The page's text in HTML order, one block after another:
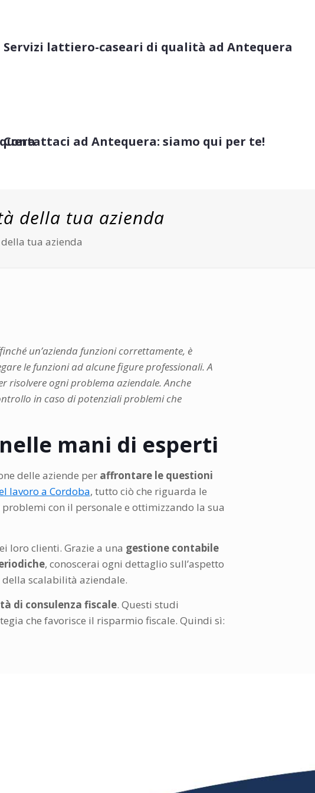
Servizi lattiero-caseari di qualità ad Antequera
Contattaci ad Antequera: siamo qui per te!
della tua azienda
tua azienda
un’azienda funzioni correttamente, è
le funzioni ad alcune figure professionali. A
risolvere ogni problema aziendale. Anche
in caso di potenziali problemi che
mani di esperti
delle aziende per affrontare le questioni
lavoro a Cordoba, tutto ciò che riguarda le
con il personale e ottimizzando la sua
loro clienti. Grazie a una gestione contabile
, conoscerai ogni dettaglio sull’aspetto
scalabilità aziendale.
di consulenza fiscale. Questi studi
che favorisce il risparmio fiscale. Quindi sì: